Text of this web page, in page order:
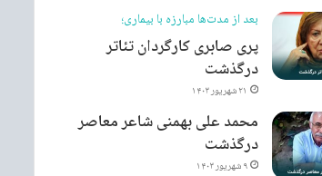
بعد از مدت‌ها مبارزه با بیماری؛
پری صابری کارگردان تئاتر
درگذشت
۲۱ شهریور ۱۴۰۳
محمد علی بهمنی شاعر معاصر
درگذشت
۹ شهریور ۱۴۰۳